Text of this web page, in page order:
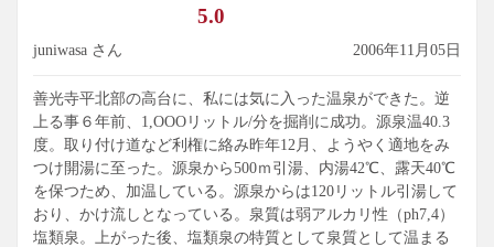
5.0
juniwasa さん 2006年11月05日
善光寺平北部の高台に、私には気に入った温泉ができた。逆
上る事６年前、1,OOOリットル/分を掘削に成功。源泉温40.3
度。取り付け道など利権に絡み昨年12月、ようやく適地をみ
つけ開湯に至った。源泉から500ｍ引湯、内湯42℃、露天40℃
を保つため、加温している。源泉からは120リットル引湯して
おり、かけ流しとなっている。泉質は弱アルカリ性（ph7,4）
塩類泉。上がった後、塩類泉の特質として泉質として温まる